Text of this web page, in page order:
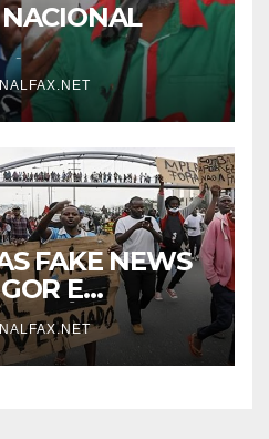
DE
NO
E
FAKE NEWS
E
NO